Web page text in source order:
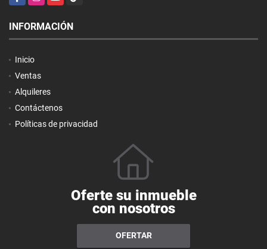
INFORMACIÓN
Inicio
Ventas
Alquileres
Contáctenos
Políticas de privacidad
Oferte su inmueble
con nosotros
OFERTAR